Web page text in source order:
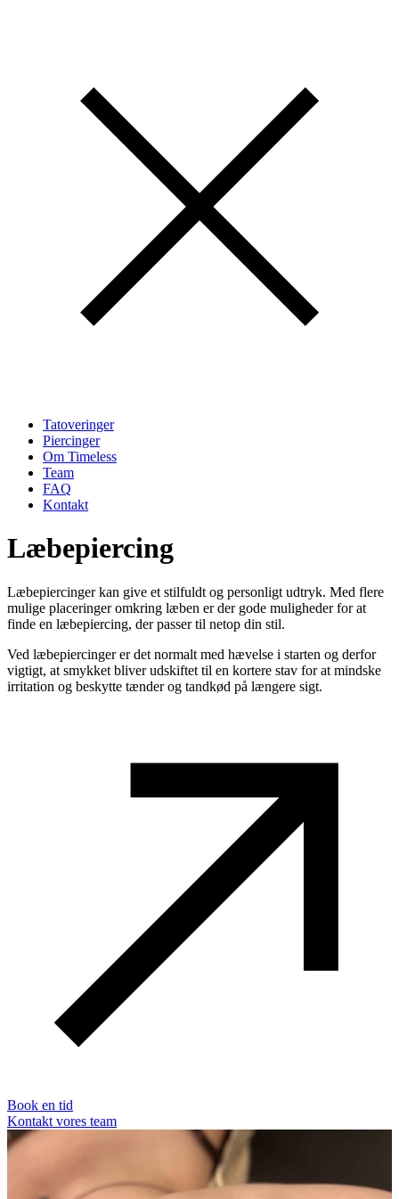
Tatoveringer
Piercinger
Om Timeless
Team
FAQ
Kontakt
Læbepiercing
Læbepiercinger kan give et stilfuldt og personligt udtryk. Med flere
mulige placeringer omkring læben er der gode muligheder for at
finde en læbepiercing, der passer til netop din stil.
Ved læbepiercinger er det normalt med hævelse i starten og derfor
vigtigt, at smykket bliver udskiftet til en kortere stav for at mindske
irritation og beskytte tænder og tandkød på længere sigt.
Book en tid
Kontakt vores team